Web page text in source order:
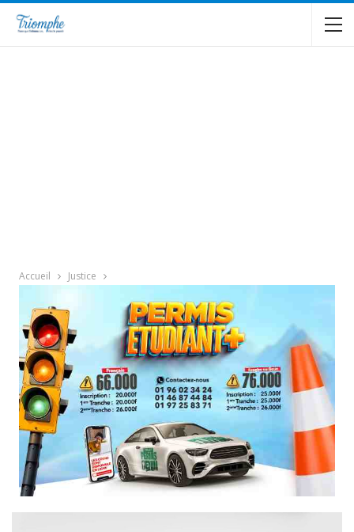
Accueil Justice